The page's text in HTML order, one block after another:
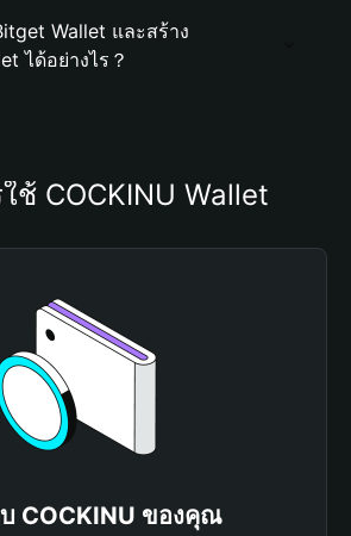
Wallet และสร้าง
ได้อย่างไร？
ช้ COCKINU Wallet
COCKINU ของคุณ